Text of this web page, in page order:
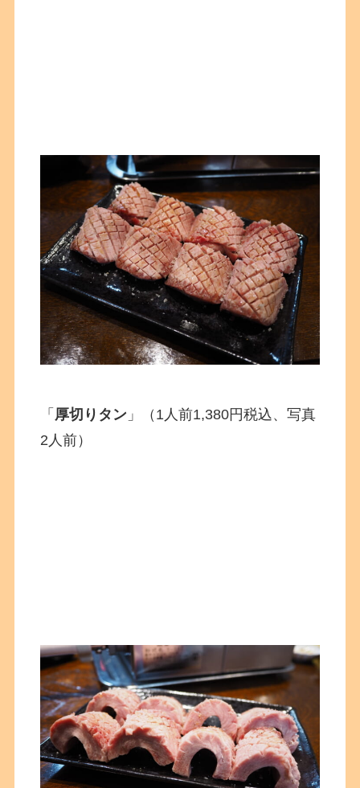
「 厚切りタン 」（1人前1,380円税込、写真
2人前）